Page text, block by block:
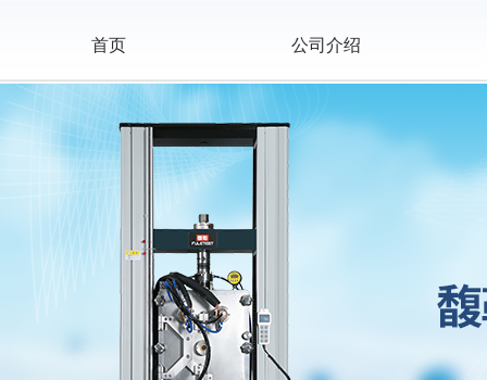
首页 公司介绍